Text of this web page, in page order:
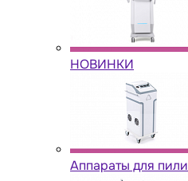
НОВИНКИ
Аппараты для